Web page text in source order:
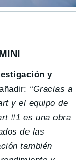
y
“Gracias a
y el equipo de
#1 es una obra
de las
también